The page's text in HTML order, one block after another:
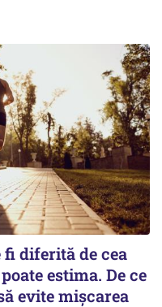
diferită de cea
estima. De ce
evite mișcarea